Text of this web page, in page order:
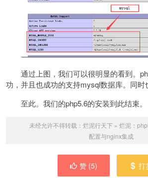
通过上图，我们可以很明显的看到。
功，并且也成功的支持mysql数据库。同时
至此。我们的php5.6的安装到此结束。
未经允许不得转载： 烂泥行天下 » 烂泥：
配置与nginx集成
赞 (5) 打